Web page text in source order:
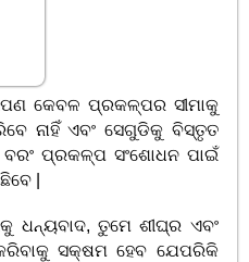
କେବଳ ପ୍ରକଳ୍ପର ସୀମାକୁ
ନାହିଁ ଏବଂ ସେଗୁଡିକୁ ବିସ୍ତୃତ
ବରଂ ପ୍ରକଳ୍ପ ସଂଶୋଧନ ପାଇଁ
|
ଧନ୍ୟବାଦ, ତୁମେ ଶୀଘ୍ର ଏବଂ
ସକ୍ଷମ ହେବ ଯେପରିକି